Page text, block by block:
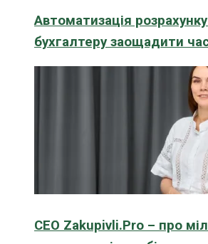
Автоматизація
бухгалтеру заощадити
CEO Zakupivli.Pro – про